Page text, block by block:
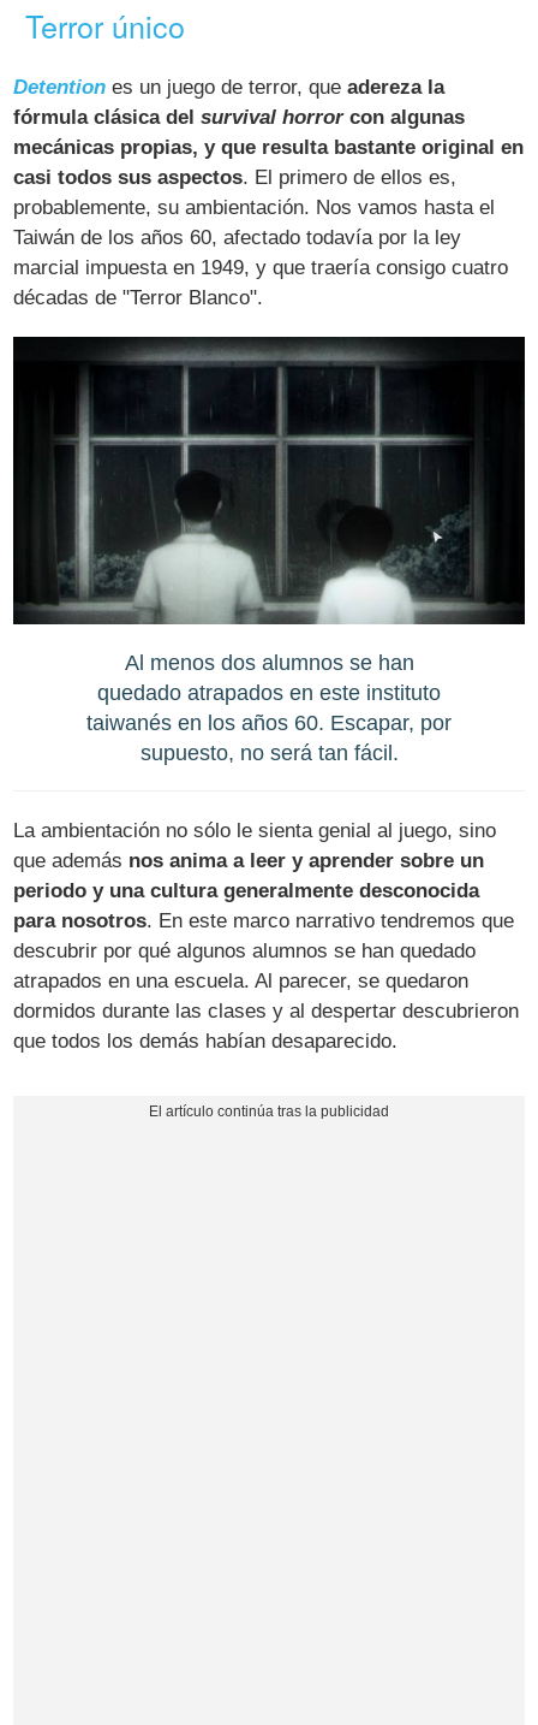
Terror único
Detention es un juego de terror, queadereza la
fórmula clásica delsurvival horrorcon algunas
mecánicas propias, y que resulta bastante original en
casi todos sus aspectos. El primero de ellos es,
probablemente, su ambientación. Nos vamos hasta el
Taiwán de los años 60, afectado todavía por la ley
marcial impuesta en 1949, y que traería consigo cuatro
décadas de "Terror Blanco".
Al menos dos alumnos se han
quedado atrapados en este instituto
taiwanés en los años 60. Escapar, por
supuesto, no será tan fácil.
La ambientación no sólo le sienta genial al juego, sino
que además nos anima a leer y aprender sobre un
periodo y una cultura generalmente desconocida
para nosotros. En este marco narrativo tendremos que
descubrir por qué algunos alumnos se han quedado
atrapados en una escuela. Al parecer, se quedaron
dormidos durante las clases y al despertar descubrieron
que todos los demás habían desaparecido.